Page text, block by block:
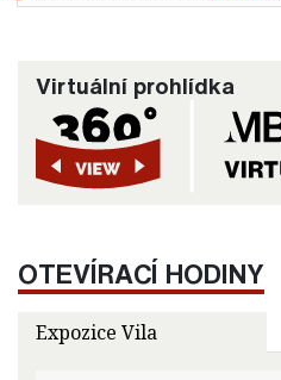
Virtuální prohlídka
OTEVÍRACÍ HODINY
Expozice Vila